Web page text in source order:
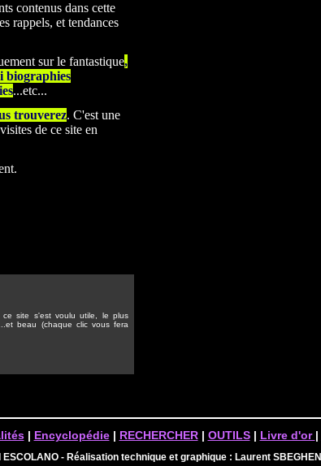
contenus dans cette
rappels, et tendances
sur le fantastique,
biographies
...etc...
trouverez. C'est une
de ce site en
site s'est voulu utile, le plus
beau (chaque clic vous fera
| Encyclopédie| RECHERCHER| OUTILS| Livre d'or |
- Réalisation technique et graphique : Laurent SBEGHEN